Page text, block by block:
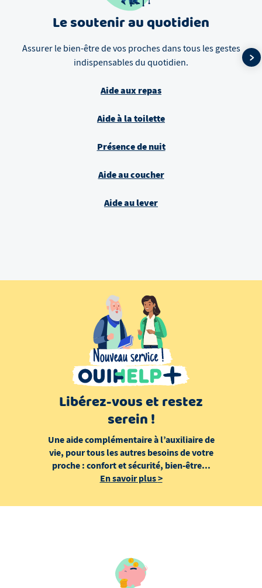
Le soutenir au quotidien
Assurer le bien-être de vos proches dans tous les gestes
indispensables du quotidien.
Aide aux repas
Aide à la toilette
Présence de nuit
Aide au coucher
Aide au lever
Libérez-vous et restez
serein !
Une aide complémentaire à l’auxiliaire de
vie, pour tous les autres besoins de votre
proche : confort et sécurité, bien-être...
En savoir plus>